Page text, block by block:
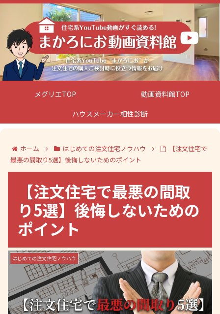
メグリエTOP
動画資料館TOP
ハウスメーカー相性診断
ホーム はじめての注文住宅ノウハウ
【注文住宅で
最悪の間取り5選】後悔しないためのポイント
【注文住宅で最悪の間取
り5選】後悔しないための
ポイント
はじめての注文住宅ノウハウ